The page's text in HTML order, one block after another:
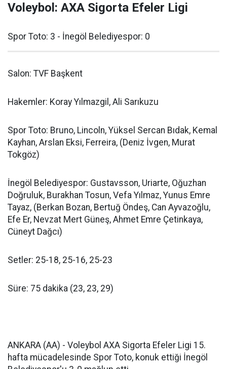
Voleybol: AXA Sigorta Efeler Ligi
Spor Toto: 3 - İnegöl Belediyespor: 0
Salon: TVF Başkent
Hakemler: Koray Yılmazgil, Ali Sarıkuzu
Spor Toto: Bruno, Lincoln, Yüksel Sercan Bıdak, Kemal
Kayhan, Arslan Eksi, Ferreira, (Deniz İvgen, Murat
Tokgöz)
İnegöl Belediyespor: Gustavsson, Uriarte, Oğuzhan
Doğruluk, Burakhan Tosun, Vefa Yılmaz, Yunus Emre
Tayaz, (Berkan Bozan, Bertuğ Öndeş, Can Ayvazoğlu,
Efe Er, Nevzat Mert Güneş, Ahmet Emre Çetinkaya,
Cüneyt Dağcı)
Setler: 25-18, 25-16, 25-23
Süre: 75 dakika (23, 23, 29)
ANKARA (AA) - Voleybol AXA Sigorta Efeler Ligi 15.
hafta mücadelesinde Spor Toto, konuk ettiği İnegöl